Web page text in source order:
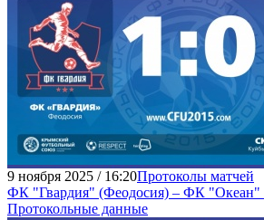
9 ноября 2025 / 16:20Протоколы матчей
ФК "Гвардия" (Феодосия) – ФК "Океан"
Протокольные данные